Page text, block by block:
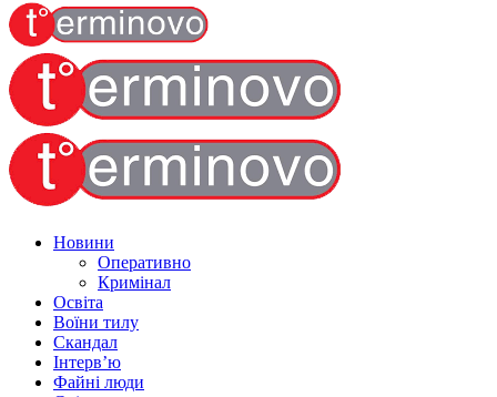
Новини
Оперативно
Кримінал
Освіта
Воїни тилу
Скандал
Інтерв’ю
Файні люди